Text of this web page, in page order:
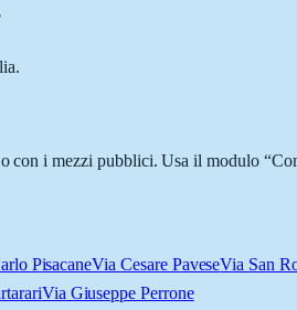
i mezzi pubblici. Usa il modulo
PisacaneVia Cesare PaveseVia San
Via Giuseppe Perrone